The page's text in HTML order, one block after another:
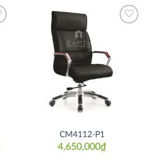
CM4112-P1
4,650,000₫